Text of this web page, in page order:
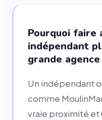
Pourquoi faire
indépendant
grande
Un indépendant
comme
vraie proximité et